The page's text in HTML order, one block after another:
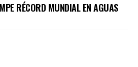
RÉCORD MUNDIAL EN AGUAS